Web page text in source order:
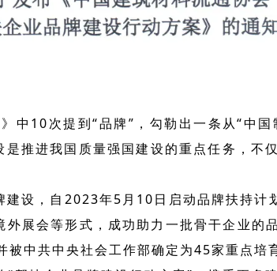
中10次提到“品牌”，勾勒出一条从“中
推进我国质量强国建设的重点任务，不
设，自2023年5月10日启动品牌扶持
展会等形式，成功助力一批骨干企业的
中共中央社会工作部确定为45家重点